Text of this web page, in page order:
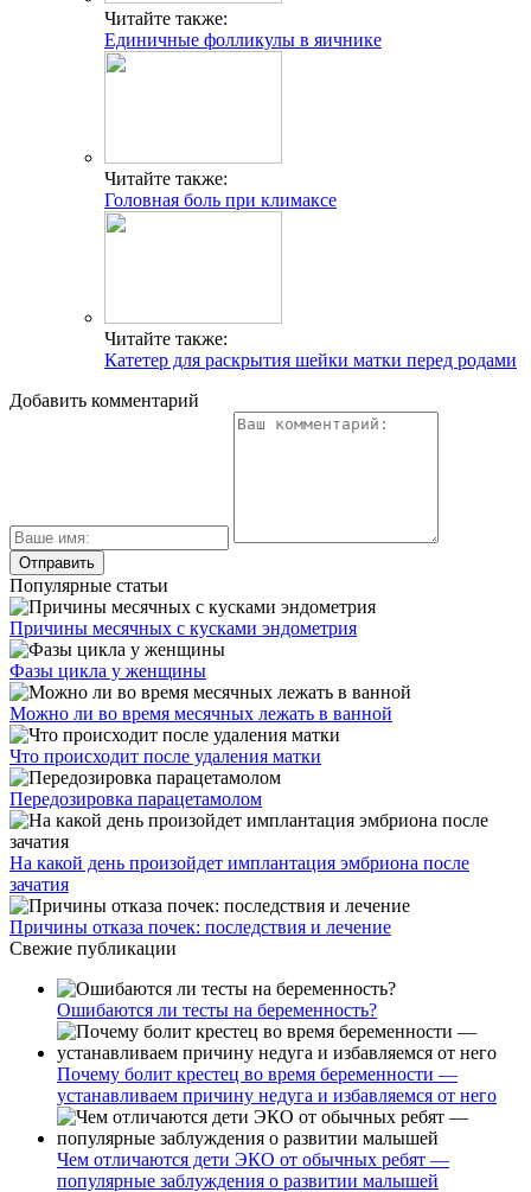
Читайте также:
Единичные фолликулы в яичнике
Читайте также:
Головная боль при климаксе
Читайте также:
Катетер для раскрытия шейки матки перед родами
Добавить комментарий
Популярные статьи
Причины месячных с кусками эндометрия
Фазы цикла у женщины
Можно ли во время месячных лежать в ванной
Что происходит после удаления матки
Передозировка парацетамолом
На какой день произойдет имплантация эмбриона после
зачатия
Причины отказа почек: последствия и лечение
Свежие публикации
Ошибаются ли тесты на беременность?
Почему болит крестец во время беременности —
устанавливаем причину недуга и избавляемся от него
Чем отличаются дети ЭКО от обычных ребят —
популярные заблуждения о развитии малышей